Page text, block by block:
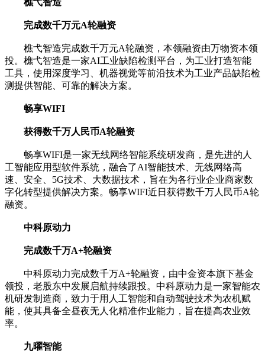
完成数千万元A轮融资
樵弋智造完成数千万元A轮融资，本领融资由万物资本领
投。樵弋智造是一家AI工业缺陷检测平台，为工业打造智能
工具，使用深度学习、机器视觉等前沿技术为工业产品缺陷检
测提供智能、可靠的解决方案。
畅享WIFI
获得数千万人民币A轮融资
畅享WIFI是一家无线网络智能系统研发商，是先进的人
工智能应用型软件系统，融合了AI智能技术、无线网络高
速、安全、5G技术、大数据技术，旨在为各行业企业商家数
字化转型提供解决方案。畅享WIFI近日获得数千万人民币A轮
融资。
中科原动力
完成数千万A+轮融资
中科原动力完成数千万A+轮融资，由中金资本旗下基金
领投，老股东中发展启航持续跟投。中科原动力是一家智能农
机研发制造商，致力于用人工智能和自动驾驶技术为农机赋
能，使其具备全昼夜无人化精准作业能力，旨在提高农业效
率。
九曜智能